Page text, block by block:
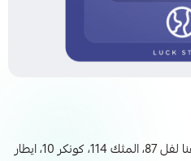
لمشاهدة فيديو للحساب اضغط هنا لفل 87، المثك 114، كونكر 10، ايطار